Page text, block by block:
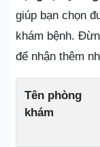
giúp bạn chọn
khám bệnh.
để nhận thêm
Tên phòng
khám